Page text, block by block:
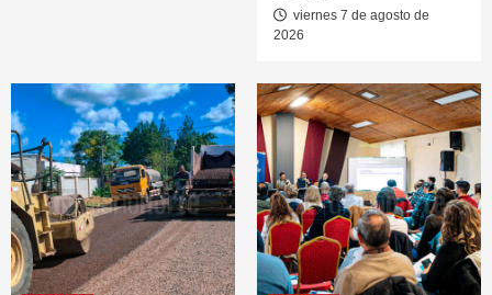
viernes 7 de agosto de
2026